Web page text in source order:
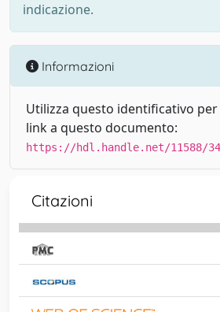
indicazione.
Informazioni
Utilizza questo identificativo
link a questo documento:
https://hdl.handle.net/11588/
Citazioni